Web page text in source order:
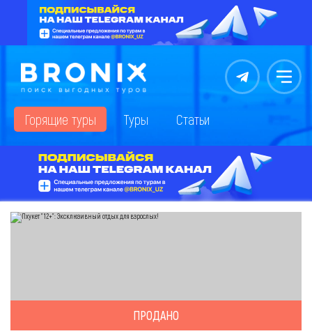
Контакты Меню
Горящие туры Туры Статьи
ПРОДАНО